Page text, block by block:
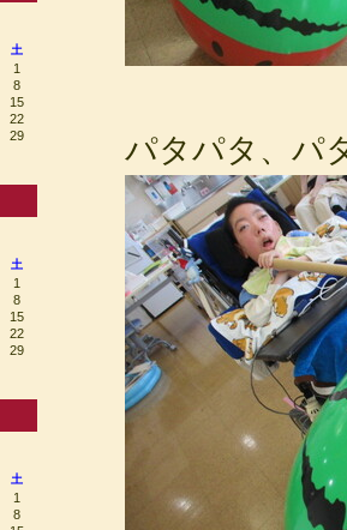
パタパタ、パ
土
1
8
15
22
29
土
1
8
15
22
29
土
1
8